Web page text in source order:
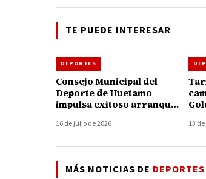
TE PUEDE INTERESAR
DEPORTES
Consejo Municipal del
Deporte de Huetamo
impulsa exitoso arranque
Polideportivo 2026
16 de julio de 2026 13
MÁS NOTICIAS DE DEPORTES